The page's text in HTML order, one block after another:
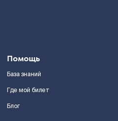
Помощь
База знаний
Где мой билет
Блог